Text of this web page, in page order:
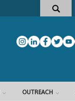
OUTREACH